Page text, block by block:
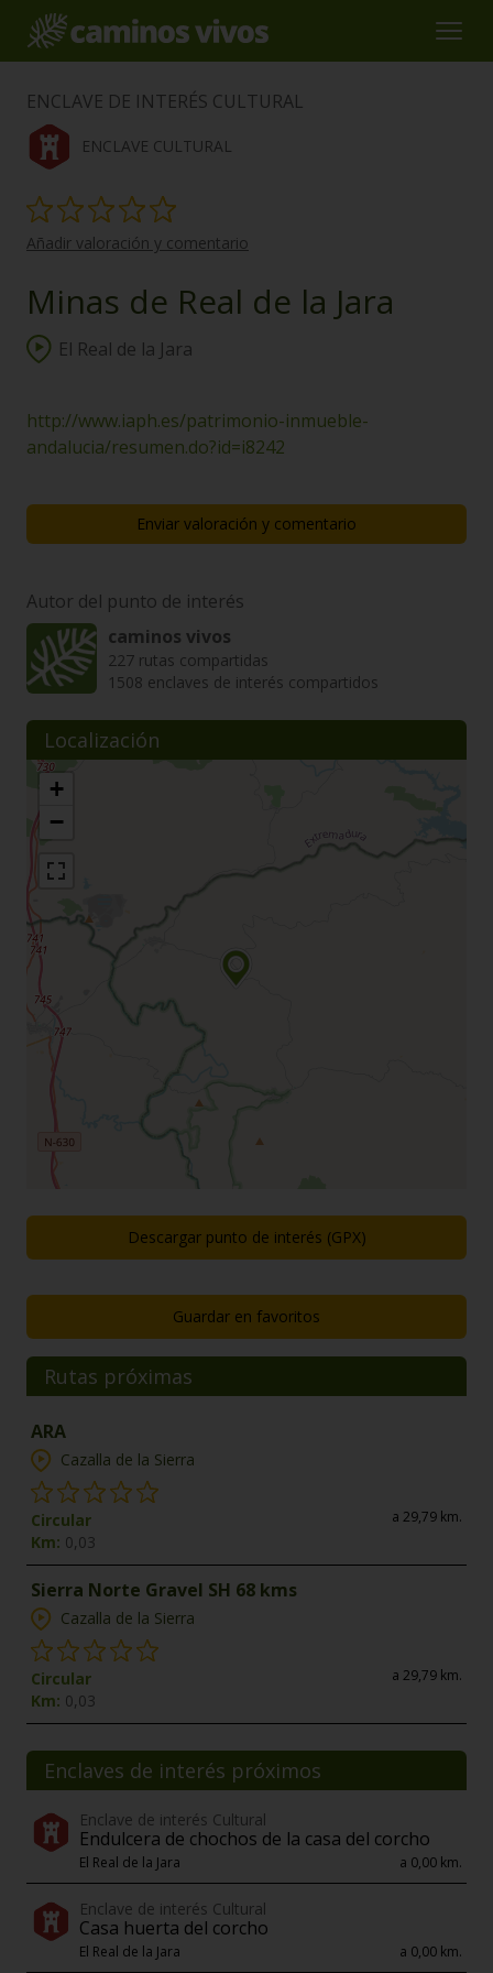
ENCLAVE DE INTERÉS CULTURAL
ENCLAVE CULTURAL
Añadir valoración y comentario
Minas de Real de la Jara
El Real de la Jara
http://www.iaph.es/patrimonio-inmueble-
andalucia/resumen.do?id=i8242
Enviar valoración y comentario
Autor del punto de interés
caminos vivos
227 rutas compartidas
1508 enclaves de interés compartidos
Localización
+
−
Descargar punto de interés (GPX)
Guardar en favoritos
Rutas próximas
ARA
Cazalla de la Sierra
Circular
Km: 0,03
a 29,79 km.
Sierra Norte Gravel SH 68 kms
Cazalla de la Sierra
Circular
Km: 0,03
a 29,79 km.
Enclaves de interés próximos
Enclave de interés Cultural
Endulcera de chochos de la casa del corcho
El Real de la Jara a 0,00 km.
Enclave de interés Cultural
Casa huerta del corcho
El Real de la Jara a 0,00 km.